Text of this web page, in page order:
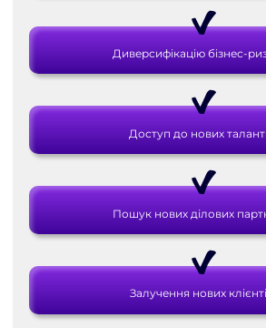
Диверсифікацію бізнес-
Доступ до нових
Пошук нових ділових
Залучення нових